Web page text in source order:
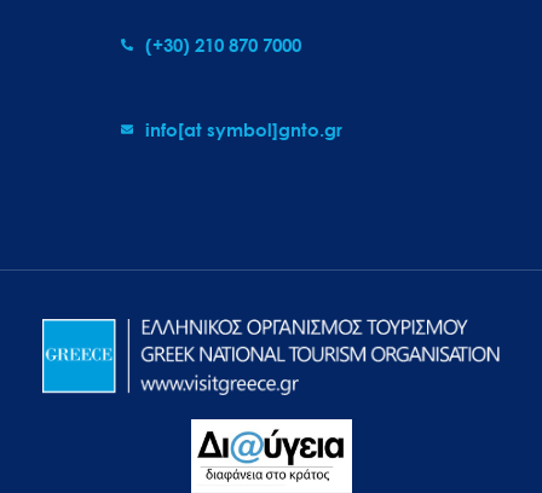
(+30) 210 870 7000
info[at symbol]gnto.gr